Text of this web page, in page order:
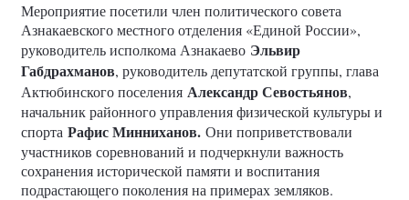
Мероприятие посетили член политического совета
Азнакаевского местного отделения «Единой России»,
руководитель исполкома Азнакаево Эльвир
Габдрахманов, руководитель депутатской группы, глава
Актюбинского поселения Александр Севостьянов,
начальник районного управления физической культуры и
спорта Рафис Минниханов. Они поприветствовали
участников соревнований и подчеркнули важность
сохранения исторической памяти и воспитания
подрастающего поколения на примерах земляков.